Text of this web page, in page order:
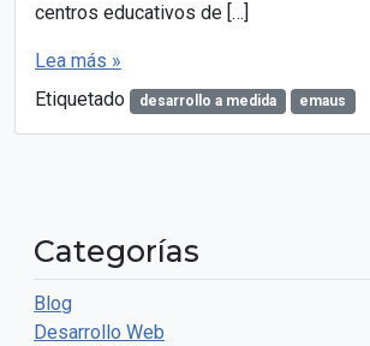
centros educativos de […]
Lea más »
Etiquetado
desarrollo a medida emaus
Categorías
Blog
Desarrollo Web